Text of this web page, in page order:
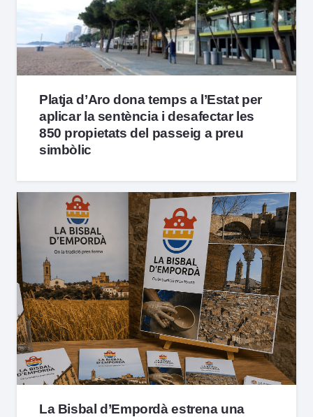
Platja d’Aro dona temps a l’Estat per
aplicar la sentència i desafectar les
850 propietats del passeig a preu
simbòlic
La Bisbal d’Empordà estrena una